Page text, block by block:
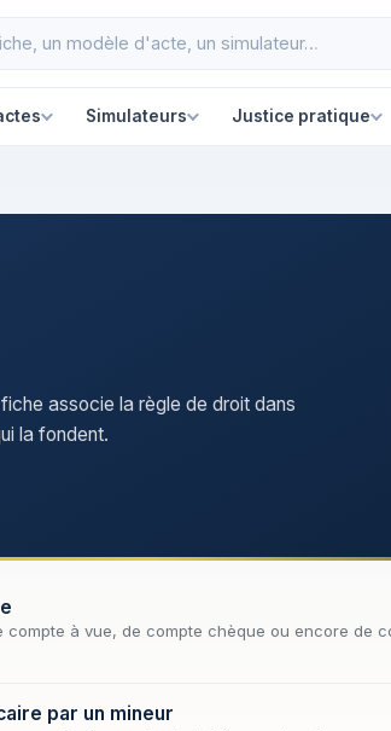
Simulateurs Justice pratique
associe la règle de droit dans
la fondent.
à vue, de compte chèque ou encore de
par un mineur